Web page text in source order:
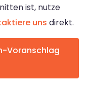
ist, nutze
uns direkt.
Voranschlag